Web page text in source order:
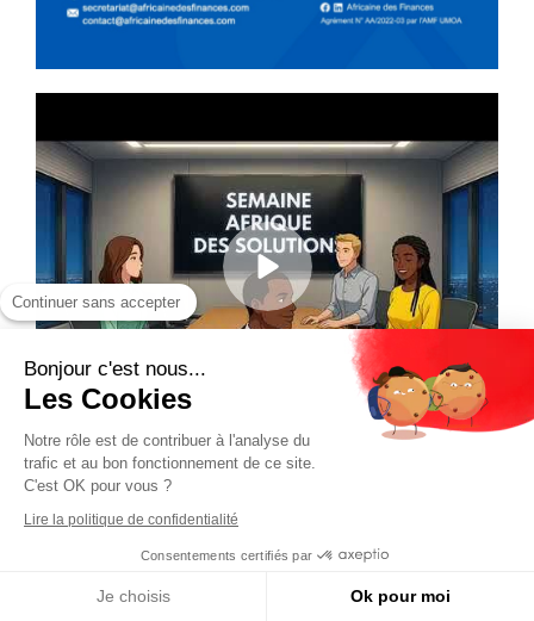
Continuer sans accepter
Bonjour c'est nous...
Les Cookies
Notre rôle est de contribuer à l'analyse du
trafic et au bon fonctionnement de ce site.
C'est OK pour vous ?
Lire la politique de confidentialité
Consentements certifiés par
Je choisis Ok pour moi